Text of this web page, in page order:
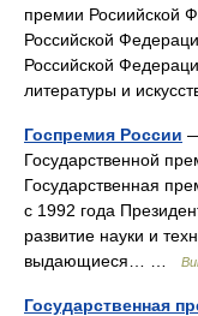
премии Росиийской
Российской
Российской
литературы и
Госпремия России
Государственной
Государственная
с 1992 года
развитие науки и
выдающиеся… …
Государственная